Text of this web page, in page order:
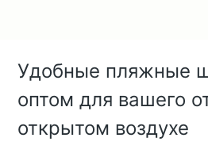
Удобные пляжные
оптом для вашего
открытом воздухе